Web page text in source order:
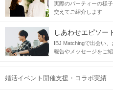
実際のパーティーの様
交えてご紹介します
しあわせエピソー
IBJ Matchingで出会い
報告やメッセージをご
婚活イベント開催支援・コラボ実績